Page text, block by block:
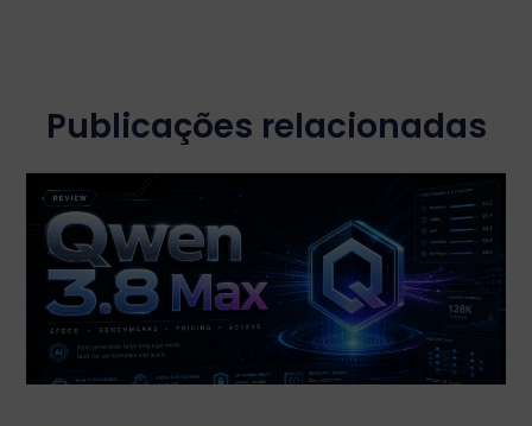
Publicações relacionadas